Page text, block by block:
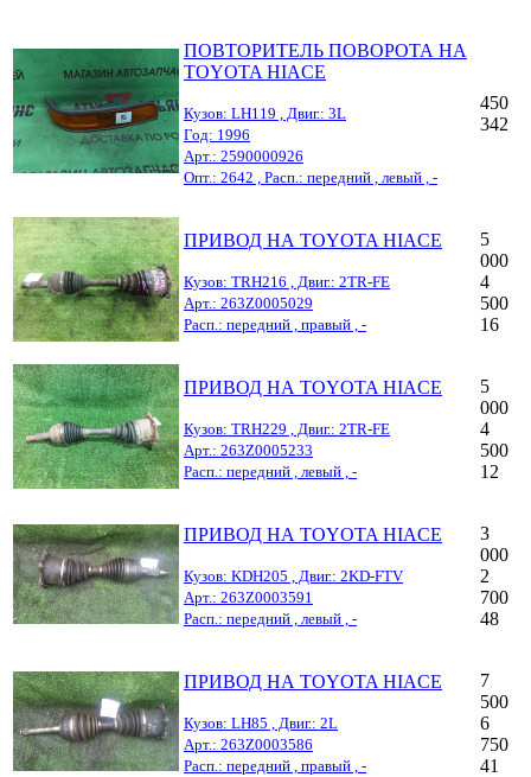
ПОВТОРИТЕЛЬ ПОВОРОТА НА
TOYOTA HIACE
Кузов: LH119 , Двиг.: 3L
Год: 1996
Арт.: 2590000926
Опт.: 2642 , Расп.: передний , левый , -
450
342
ПРИВОД НА TOYOTA HIACE
Кузов: TRH216 , Двиг.: 2TR-FE
Арт.: 263Z0005029
Расп.: передний , правый , -
5
000
4
500
16
ПРИВОД НА TOYOTA HIACE
Кузов: TRH229 , Двиг.: 2TR-FE
Арт.: 263Z0005233
Расп.: передний , левый , -
5
000
4
500
12
ПРИВОД НА TOYOTA HIACE
Кузов: KDH205 , Двиг.: 2KD-FTV
Арт.: 263Z0003591
Расп.: передний , левый , -
3
000
2
700
48
ПРИВОД НА TOYOTA HIACE
Кузов: LH85 , Двиг.: 2L
Арт.: 263Z0003586
Расп.: передний , правый , -
7
500
6
750
41